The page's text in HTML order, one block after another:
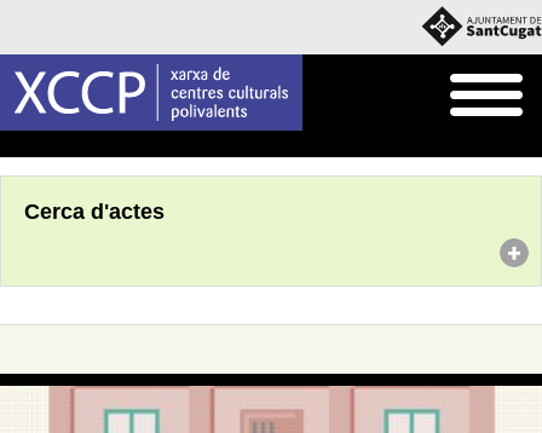
Cerca d'actes